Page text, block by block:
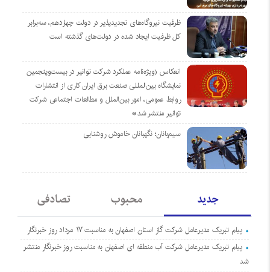
ظرفیت نیروگاه‌های تجدیدپذیر در دولت چهاردهم، سه‌برابر
کل ظرفیت ایجاد شده در دولت‌های گذشته است
انعکاس (ویژه‌نامه عملکرد شرکت توانیر در بیست‌وپنجمین
نمایشگاه بین‌المللی صنعت برق ایران کاری از انتشارات
روابط عمومی، امور بین‌الملل و مطالعات اجتماعی شرکت
توانیر منتشر شد*
سیم‌بانان؛ نگهبانان خاموش روشنایی
جدید محبوب تصادفی
پیام تبریک مدیرعامل شرکت گاز استان اصفهان به مناسبت ۱۷ مرداد روز خبرنگار
پیام تبریک مدیرعامل شرکت آب منطقه ای اصفهان به مناسبت روز خبرنگار منتشر
شد